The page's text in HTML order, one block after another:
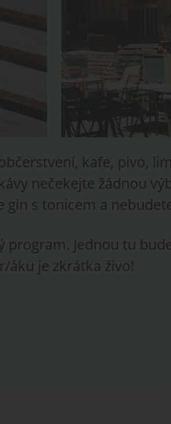
kafe, pivo,
nečekejte žádnou
s tonicem a
program. Jednou tu
áku je zkrátka živo!